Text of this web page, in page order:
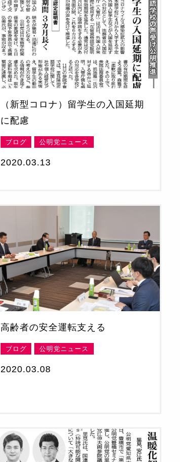
（新型コロナ）留学生の入国延期
に配慮
ブログ 公明党ニュース
2020.03.13
高齢者の安全運転支える
ブログ 公明党ニュース
2020.03.08